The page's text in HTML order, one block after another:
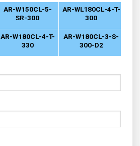
AR-W150CL-5-
SR-300
AR-WL180CL-4-T-
300
AR-W180CL-4-T-
330
AR-W180CL-3-S-
300-D2